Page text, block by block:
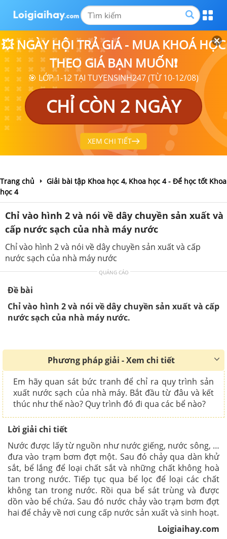
💥 NGÀY HỘI TRẢ GIÁ - MUA KHOÁ HỌC
THEO GIÁ BẠN MUỐN❗
🎯 LỚP 1-12 TẠI TUYENSINH247 (TỪ 10-12/08)
CHỈ CÒN 2 NGÀY
XEM CHI TIẾT
Trang chủ
Giải bài tập Khoa học 4, Khoa học 4 - Để học tốt Khoa
học 4
Chỉ vào hình 2 và nói về dây chuyền sản xuất và
cấp nước sạch của nhà máy nước
Chỉ vào hình 2 và nói về dây chuyền sản xuất và cấp
nước sạch của nhà máy nước
QUẢNG CÁO
Đề bài
Chỉ vào hình 2 và nói về dây chuyền sản xuất và cấp
nước sạch của nhà máy nước.
Phương pháp giải - Xem chi tiết
Em hãy quan sát bức tranh để chỉ ra quy trình sản
xuất nước sạch của nhà máy. Bắt đầu từ đâu và kết
thúc như thế nào? Quy trình đó đi qua các bể nào?
Lời giải chi tiết
Nước được lấy từ nguồn như nước giếng, nước sông, …
đưa vào trạm bơm đợt một. Sau đó chảy qua dàn khử
sắt, bể lắng để loại chất sắt và những chất không hoà
tan trong nước. Tiếp tục qua bể lọc để loại các chất
không tan trong nước. Rồi qua bể sát trùng và được
dồn vào bể chứa. Sau đó nước chảy vào trạm bơm đợt
hai để chảy về nơi cung cấp nước sản xuất và sinh hoạt.
Loigiaihay.com